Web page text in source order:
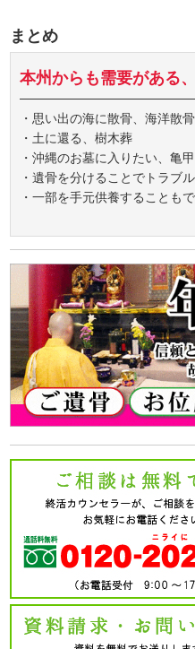
まとめ
本州からも需要がある
・思い出の海に散骨、海洋散骨
・土に還る、樹木葬
・沖縄のお墓に入りたい、亀
・遺骨を分けることでトラブ
・一部を手元供養することも